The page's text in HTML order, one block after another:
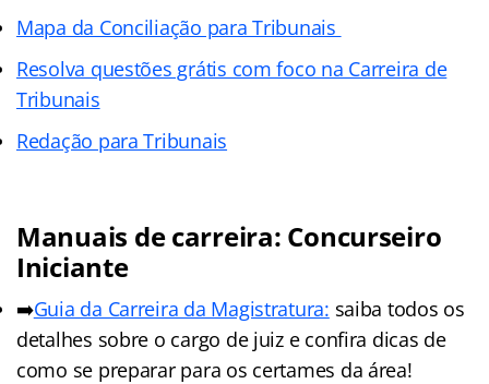
Mapa da Conciliação para Tribunais
Resolva questões grátis com foco na Carreira de
Tribunais
Redação para Tribunais
Manuais de carreira: Concurseiro
Iniciante
➡️Guia da Carreira da Magistratura: saiba todos os
detalhes sobre o cargo de juiz e confira dicas de
como se preparar para os certames da área!